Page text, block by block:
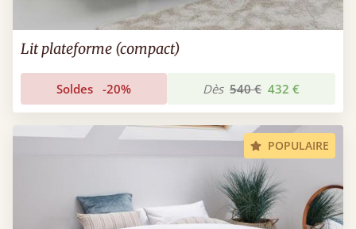
Lit plateforme (compact)
Soldes -20% Dès 540 € 432 €
POPULAIRE